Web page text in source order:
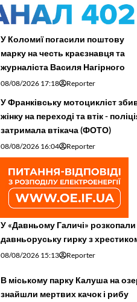
У Коломиї погасили поштову
марку на честь краєзнавця та
журналіста Василя Нагірного
08/08/2026 17:18 Reporter
У Франківську мотоцикліст
жінку на переході та втік -
затримала втікача (ФОТО)
08/08/2026 16:04 Reporter
У «Давньому Галичі» розкопали
давньоруську гирку з
08/08/2026 15:13 Reporter
В міському парку Калуша на
знайшли мертвих качок і рибу